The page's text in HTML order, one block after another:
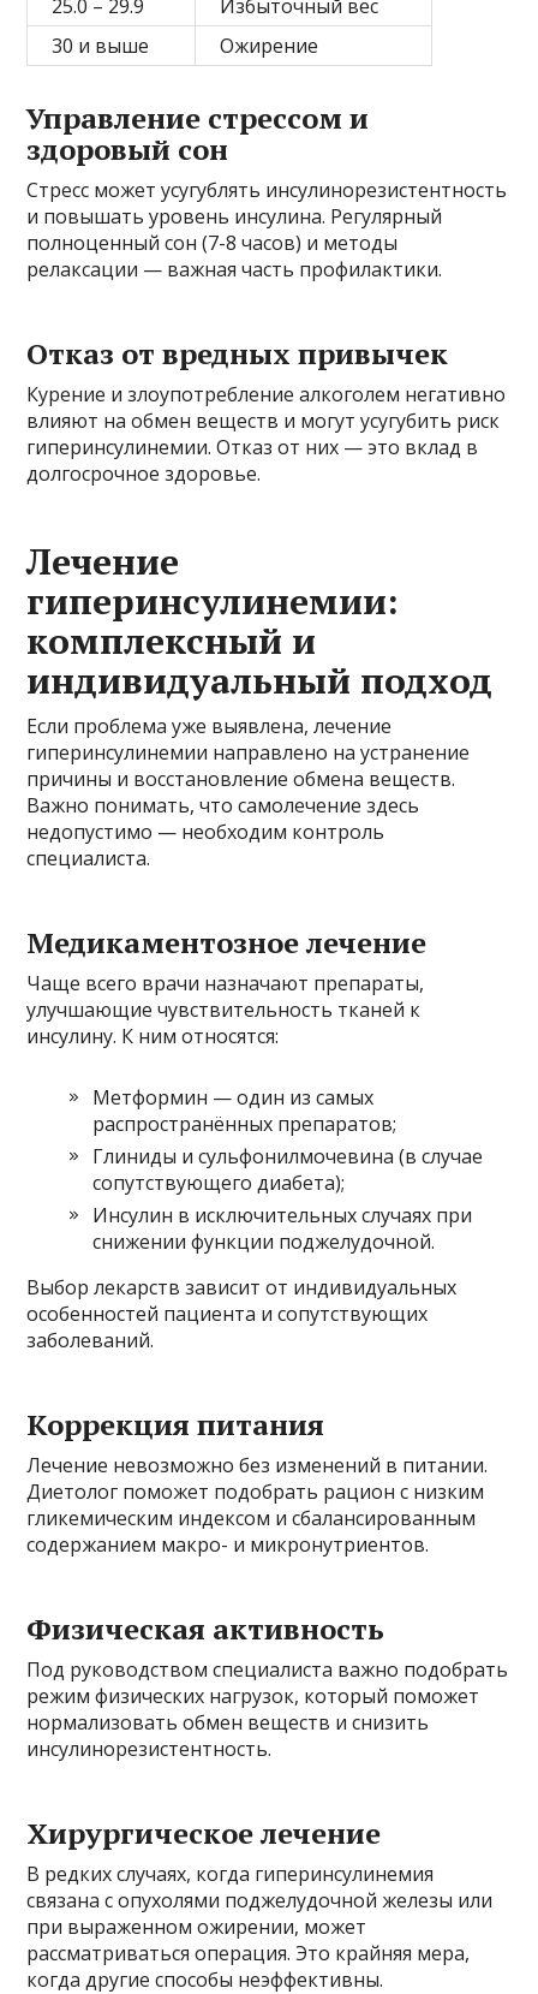
25.0 – 29.9
Избыточный вес
30 и выше
Ожирение
Управление стрессом и
здоровый сон
Стресс может усугублять инсулинорезистентность
и повышать уровень инсулина. Регулярный
полноценный сон (7-8 часов) и методы
релаксации — важная часть профилактики.
Отказ от вредных привычек
Курение и злоупотребление алкоголем негативно
влияют на обмен веществ и могут усугубить риск
гиперинсулинемии. Отказ от них — это вклад в
долгосрочное здоровье.
Лечение
гиперинсулинемии:
комплексный и
индивидуальный подход
Если проблема уже выявлена, лечение
гиперинсулинемии направлено на устранение
причины и восстановление обмена веществ.
Важно понимать, что самолечение здесь
недопустимо — необходим контроль
специалиста.
Медикаментозное лечение
Чаще всего врачи назначают препараты,
улучшающие чувствительность тканей к
инсулину. К ним относятся:
Метформин — один из самых
распространённых препаратов;
Глиниды и сульфонилмочевина (в случае
сопутствующего диабета);
Инсулин в исключительных случаях при
снижении функции поджелудочной.
Выбор лекарств зависит от индивидуальных
особенностей пациента и сопутствующих
заболеваний.
Коррекция питания
Лечение невозможно без изменений в питании.
Диетолог поможет подобрать рацион с низким
гликемическим индексом и сбалансированным
содержанием макро- и микронутриентов.
Физическая активность
Под руководством специалиста важно подобрать
режим физических нагрузок, который поможет
нормализовать обмен веществ и снизить
инсулинорезистентность.
Хирургическое лечение
В редких случаях, когда гиперинсулинемия
связана с опухолями поджелудочной железы или
при выраженном ожирении, может
рассматриваться операция. Это крайняя мера,
когда другие способы неэффективны.